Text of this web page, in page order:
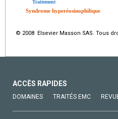
Traitement
Syndrome hyperéosinophilique
© 2008 Elsevier Masson SAS. Tous
ACCÈS RAPIDES
DOMAINES TRAITÉS EMC